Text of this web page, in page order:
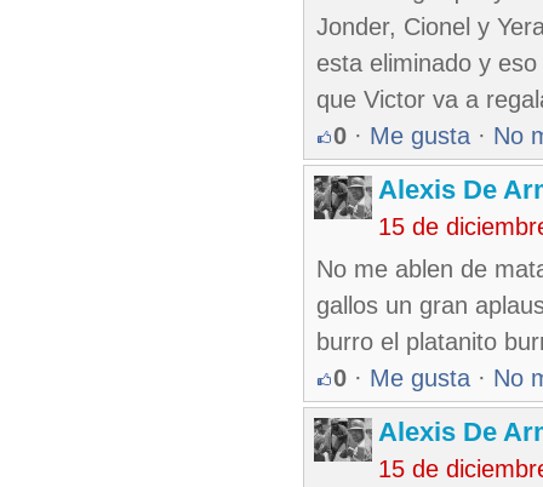
Jonder, Cionel y
esta eliminado y
que Victor va a
0 · Me gusta · No
Alexis De
15 de
No me ablen de
gallos un gran
burro el platanito
0 · Me gusta · No
Alexis De
15 de